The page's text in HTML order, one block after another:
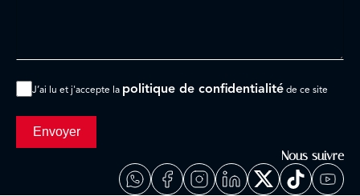
J’ai lu et j'accepte la politique de confidentialité de ce site
Envoyer
Nous suivre